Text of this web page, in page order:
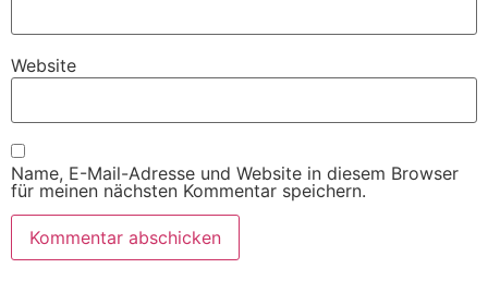
Website
Name, E-Mail-Adresse und Website in diesem Browser
für meinen nächsten Kommentar speichern.